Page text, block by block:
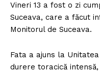
Vineri 13 a fost o zi
Suceava, care a făcut
Monitorul de Suceava.
Fata a ajuns la
durere toracică